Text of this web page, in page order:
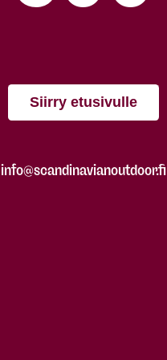
Siirry etusivulle
info@scandinavianoutdoor.fi